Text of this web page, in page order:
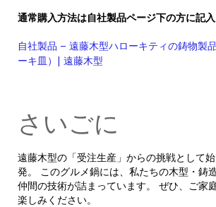
通常購入方法は自社製品ページ下の方に記入
自社製品 – 遠藤木型ハローキティの鋳物製
ーキ皿）| 遠藤木型
さいごに
遠藤木型の「受注生産」からの挑戦として
発。 このグルメ鍋には、私たちの木型・鋳
仲間の技術が詰まっています。 ぜひ、ご家
楽しみください。